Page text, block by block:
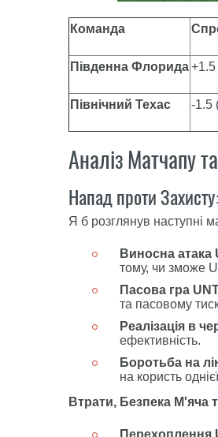
Команда
Південна Флорида+1.5
Північний Техас -1.5
Аналіз Матчапу
Напад проти
Я б розглянув наступні
Виносна атака
тому, чи зможе
Пасова гра
та пасовому
Реалізація в
ефективність.
Боротьба на
на користь
Втрати, Безпека М'яча
Перехоплення